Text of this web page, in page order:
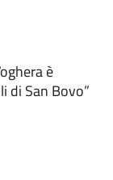
è
di San Bovo”